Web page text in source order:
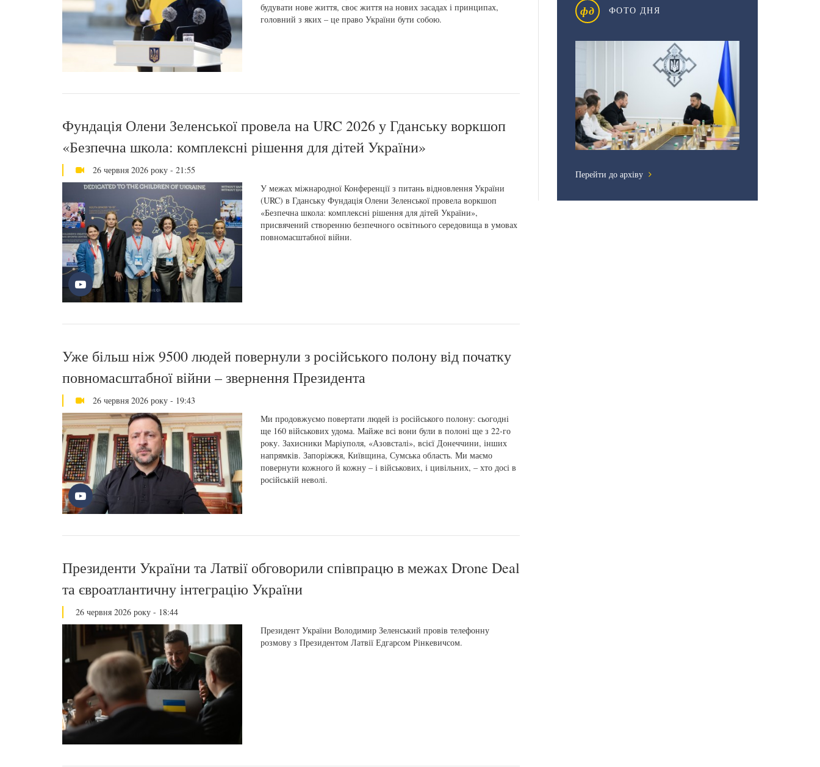
фд ФОТО ДНЯ
Перейти до архіву
будувати нове життя, своє життя на нових засадах і принципах,
головний з яких – це право України бути собою.
Фундація Олени Зеленської провела на URC 2026 у Гданську воркшоп
«Безпечна школа: комплексні рішення для дітей України»
26 червня 2026 року - 21:55
У межах міжнародної Конференції з питань відновлення України
(URC) в Гданську Фундація Олени Зеленської провела воркшоп
«Безпечна школа: комплексні рішення для дітей України»,
присвячений створенню безпечного освітнього середовища в умовах
повномасштабної війни.
Уже більш ніж 9500 людей повернули з російського полону від початку
повномасштабної війни – звернення Президента
26 червня 2026 року - 19:43
Ми продовжуємо повертати людей із російського полону: сьогодні
ще 160 військових удома. Майже всі вони були в полоні ще з 22-го
року. Захисники Маріуполя, «Азовсталі», всієї Донеччини, інших
напрямків. Запоріжжя, Київщина, Сумська область. Ми маємо
повернути кожного й кожну – і військових, і цивільних, – хто досі в
російській неволі.
Президенти України та Латвії обговорили співпрацю в межах Drone Deal
та євроатлантичну інтеграцію України
26 червня 2026 року - 18:44
Президент України Володимир Зеленський провів телефонну
розмову з Президентом Латвії Едгарсом Рінкевичсом.